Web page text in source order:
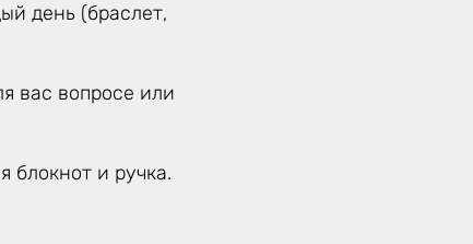
день (браслет,
вас вопросе или
и ручка.